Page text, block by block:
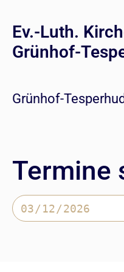
Ev.-Luth.
Grünhof-
Grünhof-
Termine